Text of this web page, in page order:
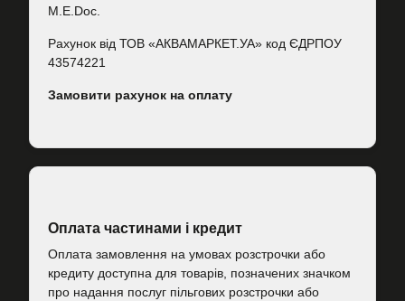
M.E.Doc.
Рахунок від ТОВ «АКВАМАРКЕТ.УА» код ЄДРПОУ
43574221
Замовити рахунок на оплату
Оплата частинами і кредит
Оплата замовлення на умовах розстрочки або
кредиту доступна для товарів, позначених значком
про надання послуг пільгових розстрочки або